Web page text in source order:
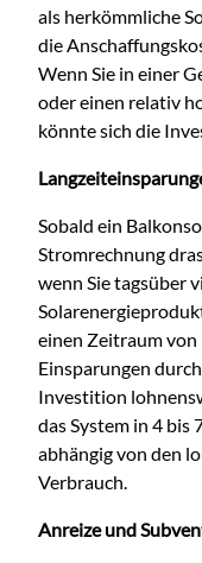
als herkömmliche
die
Wenn Sie in einer
oder einen relativ
könnte sich die
Sobald ein
Stromrechnung
wenn Sie tagsüber
einen Zeitraum von
Einsparungen
Investition
das System in 4 bis
abhängig von den
Verbrauch.
Anreize und